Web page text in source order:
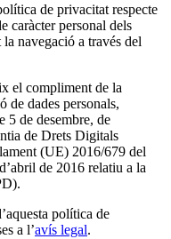
de privacitat respecte
caràcter personal dels
navegació a través del
el compliment de la
de dades personals,
5 de desembre, de
de Drets Digitals
(UE) 2016/679 del
de 2016 relatiu a la
política de
a l’avís legal.